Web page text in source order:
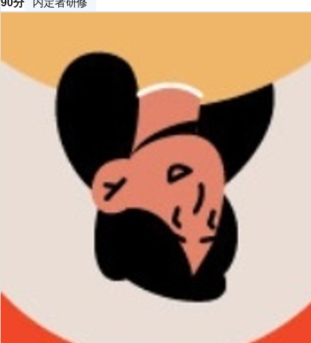
90分 内定者研修